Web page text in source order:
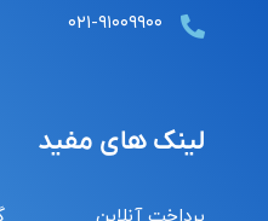
۰۲۱-۹۱۰۰۹۹۰۰
لینک های مفید